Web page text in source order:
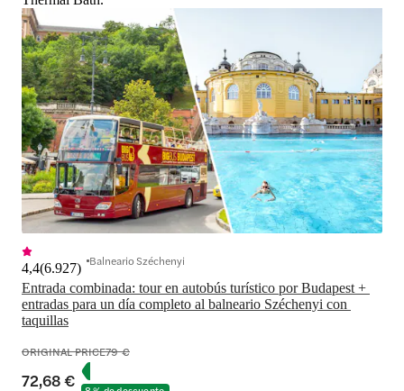
Entrada combinada: tour en autobús turístico por Budapest +
entradas para un día completo al balneario Széchenyi con
taquillas
4,4(6.927) Balneario Széchenyi
ORIGINAL PRICE79 €
72,68 €